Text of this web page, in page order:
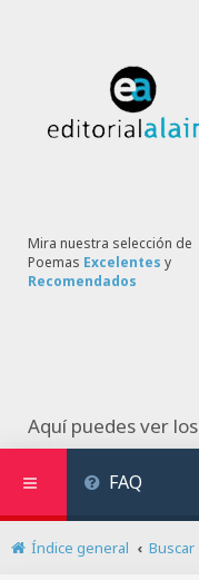
Mira nuestra selección de
Poemas Excelentes y
Recomendados
Aquí puedes ver los
FAQ
Índice general Buscar